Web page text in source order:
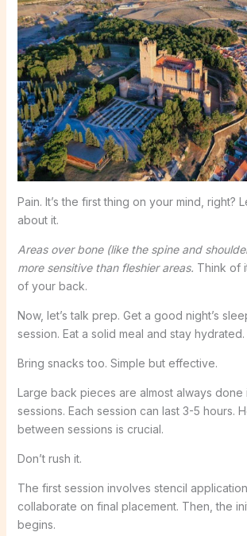
Pain. It’s the first thing on your mind, right?
about it.
Areas over bone (like the spine and
more sensitive than fleshier areas. Think of
of your back.
Now, let’s talk prep. Get a good night’s
session. Eat a solid meal and stay hydrated.
Bring snacks too. Simple but effective.
Large back pieces are almost always done
sessions. Each session can last 3-5 hours.
between sessions is crucial.
Don’t rush it.
The first session involves stencil
collaborate on final placement. Then, the
begins.